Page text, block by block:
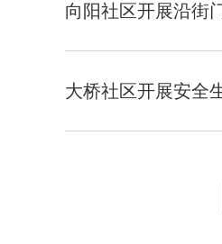
向阳社区开展沿街
大桥社区开展安全